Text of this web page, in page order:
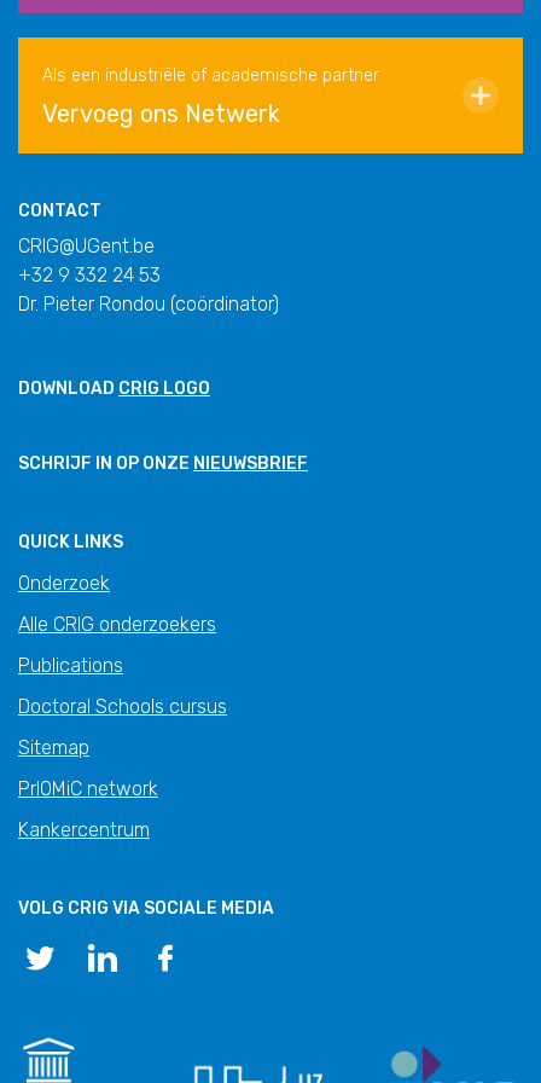
Als een industriële of academische partner
Vervoeg ons Netwerk
CONTACT
CRIG@UGent.be
+32 9 332 24 53
Dr. Pieter Rondou (coördinator)
DOWNLOAD CRIG LOGO
SCHRIJF IN OP ONZE NIEUWSBRIEF
QUICK LINKS
Onderzoek
Alle CRIG onderzoekers
Publications
Doctoral Schools cursus
Sitemap
PrIOMiC network
Kankercentrum
VOLG CRIG VIA SOCIALE MEDIA